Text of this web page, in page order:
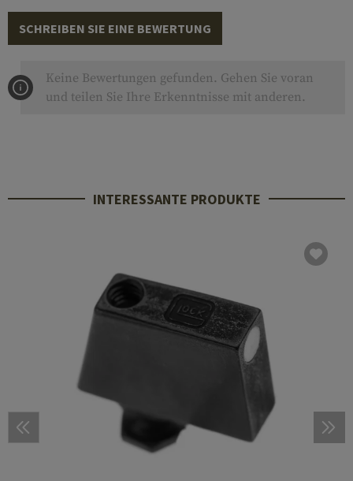
SCHREIBEN SIE EINE BEWERTUNG
Keine Bewertungen gefunden. Gehen Sie voran
und teilen Sie Ihre Erkenntnisse mit anderen.
INTERESSANTE PRODUKTE